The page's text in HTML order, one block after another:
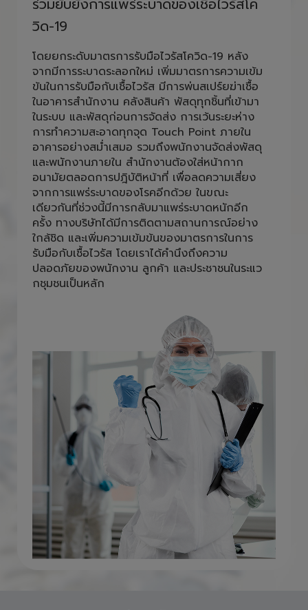
ร่วมยับยั้งการแพร่ระบาดของเชื้อไวรัสโค
วิด-19
โดยยกระดับมาตรการรับมือไวรัสโควิด-19 หลัง
จากมีการระบาดระลอกใหม่ เพิ่มมาตรการความเข้ม
ข้นในการรับมือกับเชื้อไวรัส มีการพ่นสเปร์ยฆ่าเชื้อ
ในอาคารสำนักงาน คลังสินค้า พัสดุทุกชิ้นที่เข้ามา
ในระบบ และพัสดุก่อนการจัดส่ง การเว้นระยะห่าง
การทำความสะอาดทุกจุด Touch Point ภายใน
อาคารอย่างสม่ำเสมอ รวมถึงพนักงานจัดส่งพัสดุ
และพนักงานภายใน สำนักงานต้องใส่หน้ากาก
อนามัยตลอดการปฎิบัติหน้าที่ เพื่อลดความเสี่ยง
จากการแพร่ระบาดของโรคอีกด้วย ในขณะ
เดียวกันที่ช่วงนี้มีการกลับมาแพร่ระบาดหนักอีก
ครั้ง ทางบริษัทได้มีการติดตามสถานการณ์อย่าง
ใกล้ชิด และเพิ่มความเข้มข้นของมาตรการในการ
รับมือกับเชื้อไวรัส โดยเราได้คำนึงถึงความ
ปลอดภัยของพนักงาน ลูกค้า และประชาชนในระแว
กชุมชนเป็นหลัก